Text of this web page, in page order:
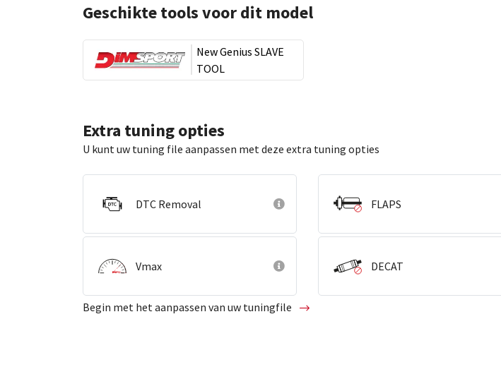
Geschikte tools voor dit model
New Genius SLAVE
TOOL
Extra tuning opties
U kunt uw tuning file aanpassen met deze extra tuning opties
DTC Removal FLAPS
Vmax DECAT
Begin met het aanpassen van uw tuningfile